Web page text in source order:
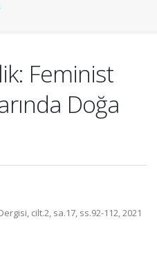
Feminist
Doğa
cilt.2, sa.17, ss.92-112, 2021